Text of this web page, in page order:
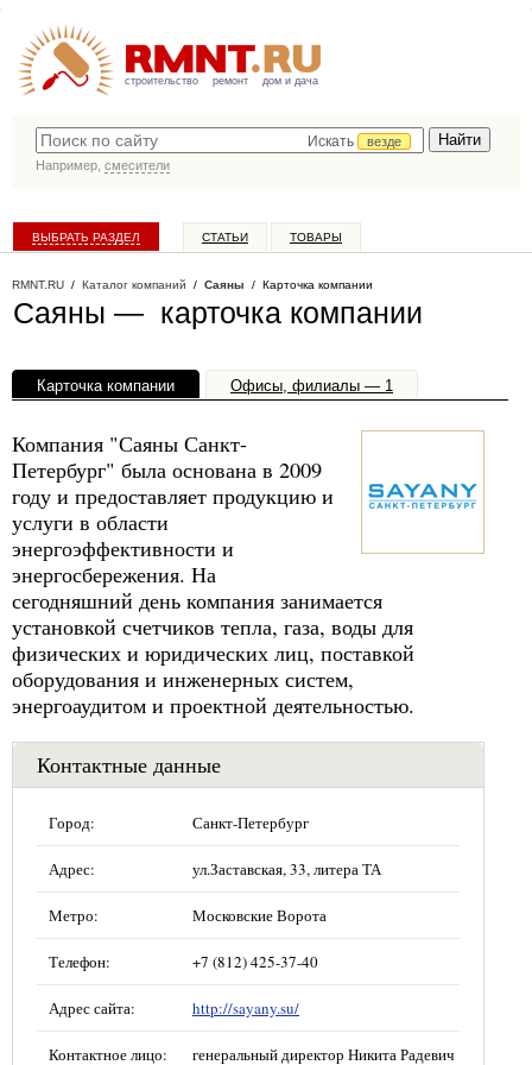
строительство ремонт дом и дача
Искать
везде
Например, смесители
ВЫБРАТЬ РАЗДЕЛ СТАТЬИ ТОВАРЫ
RMNT.RU / Каталог компаний / Саяны / Карточка компании
Саяны — карточка компании
Карточка компании Офисы, филиалы — 1
Компания "Саяны Санкт-
Петербург" была основана в 2009
году и предоставляет продукцию и
услуги в области
энергоэффективности и
энергосбережения. На
сегодняшний день компания занимается
установкой счетчиков тепла, газа, воды для
физических и юридических лиц, поставкой
оборудования и инженерных систем,
энергоаудитом и проектной деятельностью.
Контактные данные
Город: Санкт-Петербург
Адрес: ул.Заставская, 33, литера ТА
Метро: Московские Ворота
Телефон: +7 (812) 425-37-40
Адрес сайта: http://sayany.su/
Контактное лицо: генеральный директор Никита Радевич